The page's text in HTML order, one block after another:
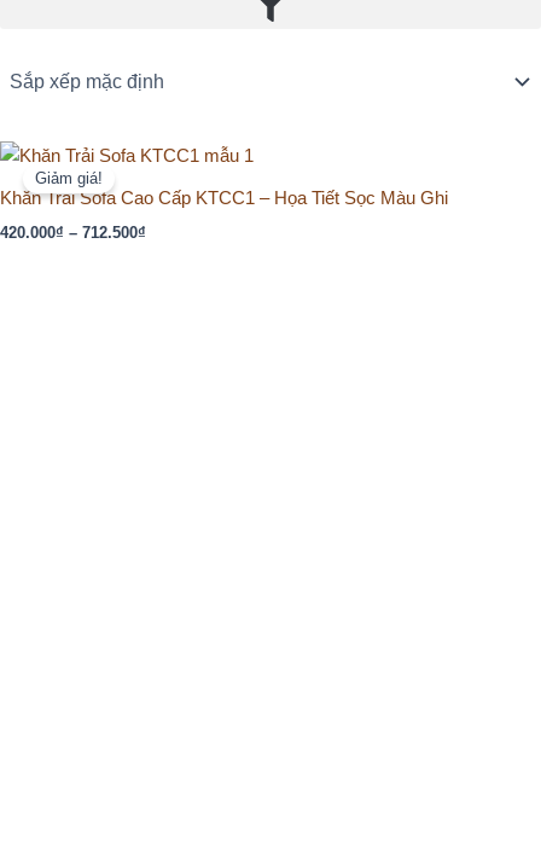
Giảm giá!
Khăn Trải Sofa Cao Cấp KTCC1 – Họa Tiết Sọc Màu Ghi
420.000₫ – 712.500₫
Khoảng
từ
420.000₫